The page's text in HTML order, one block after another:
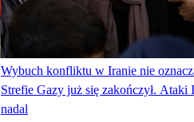
Wybuch konfliktu w Iranie nie
Strefie Gazy już się zakończył. Ataki
nadal